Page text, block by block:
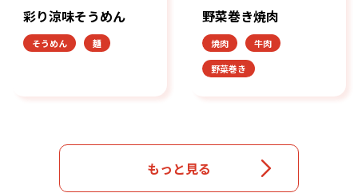
彩り涼味そうめん
そうめん 麺
野菜巻き焼肉
焼肉
牛肉
野菜巻き
もっと見る